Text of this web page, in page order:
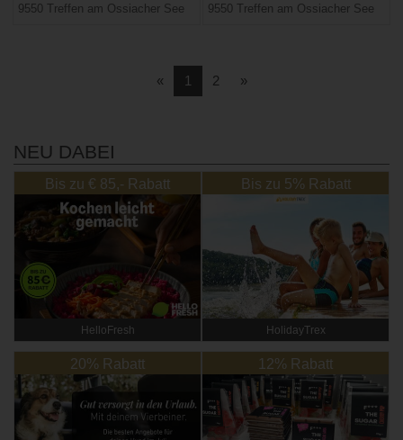
9550 Treffen am Ossiacher See 9550 Treffen am Ossiacher See
«Vorherige
1 2 »Nächste
NEU DABEI
Bis zu € 85,- Rabatt
HelloFresh
Bis zu 5% Rabatt
HolidayTrex
20% Rabatt 12% Rabatt